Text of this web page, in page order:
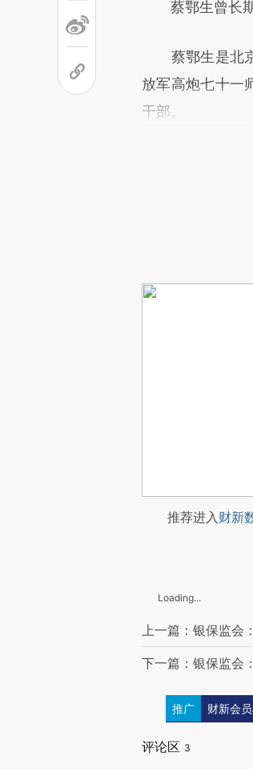
蔡鄂生曾长期
蔡鄂生是北京
放军高炮七十一
干部。
推荐进入财新
Loading...
上一篇：银保监会
下一篇：银保监会
推广 财新会
评论区 3